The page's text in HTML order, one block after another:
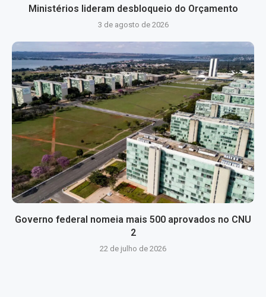
Ministérios lideram desbloqueio do Orçamento
3 de agosto de 2026
Governo federal nomeia mais 500 aprovados no CNU
2
22 de julho de 2026